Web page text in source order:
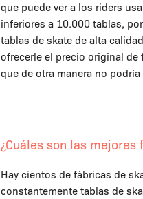
que puede ver a los riders
inferiores a 10.000 tablas,
tablas de skate de alta
ofrecerle el precio original
que de otra manera no podría
¿Cuáles son las
Hay cientos de fábricas de
constantemente tablas de